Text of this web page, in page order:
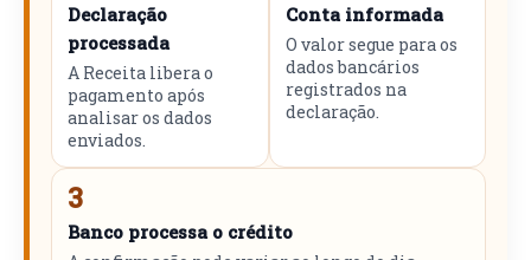
Declaração
processada
A Receita libera o
pagamento após
analisar os dados
enviados.
Conta informada
O valor segue para os
dados bancários
registrados na
declaração.
3
Banco processa o crédito